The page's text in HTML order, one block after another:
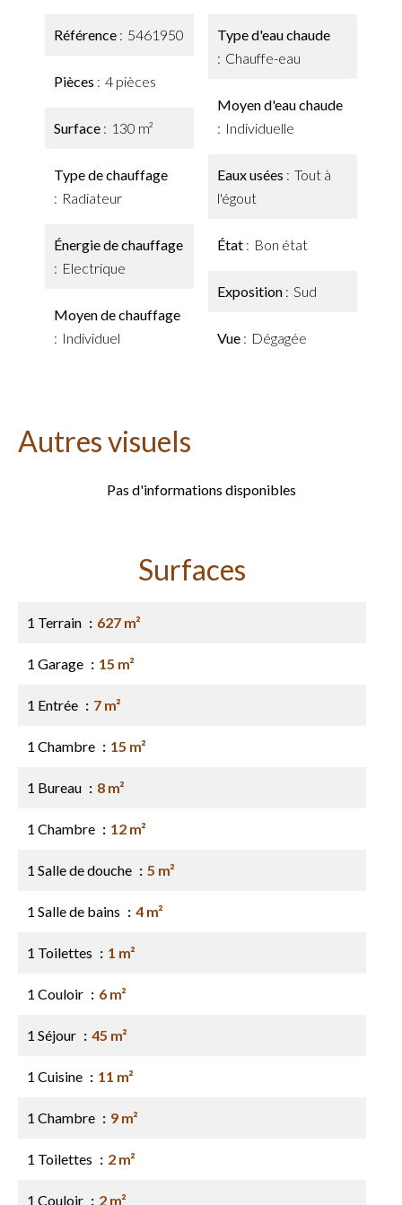
Référence 5461950
Pièces 4 pièces
Surface 130 m²
Type de chauffage
Radiateur
Énergie de chauffage
Electrique
Moyen de chauffage
Individuel
Type d'eau chaude
Chauffe-eau
Moyen d'eau chaude
Individuelle
Eaux usées
Tout à
l'égout
État Bon état
Exposition Sud
Vue Dégagée
Autres visuels
Pas d'informations disponibles
Surfaces
1 Terrain 627 m²
1 Garage 15 m²
1 Entrée 7 m²
1 Chambre 15 m²
1 Bureau 8 m²
1 Chambre 12 m²
1 Salle de douche 5 m²
1 Salle de bains 4 m²
1 Toilettes 1 m²
1 Couloir 6 m²
1 Séjour 45 m²
1 Cuisine 11 m²
1 Chambre 9 m²
1 Toilettes 2 m²
1 Couloir 2 m²